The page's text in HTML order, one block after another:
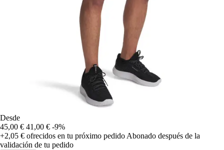
Desde
45,00 € 41,00 € -9%
+2,05 € ofrecidos en tu próximo pedido Abonado después de la
validación de tu pedido